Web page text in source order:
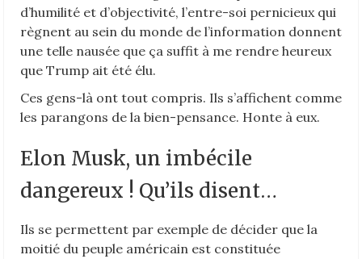
d’humilité et d’objectivité, l’entre-soi pernicieux qui
règnent au sein du monde de l’information donnent
une telle nausée que ça suffit à me rendre heureux
que Trump ait été élu.
Ces gens-là ont tout compris. Ils s’affichent comme
les parangons de la bien-pensance. Honte à eux.
Elon Musk, un imbécile
dangereux ! Qu’ils disent…
Ils se permettent par exemple de décider que la
moitié du peuple américain est constituée